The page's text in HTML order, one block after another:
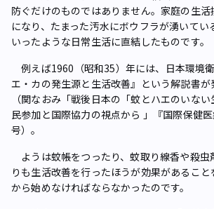
防ぐだけのものではありません。家庭の生
になり、たまった汚水にボウフラが湧いてい
いったような日常生活に直結したものです。
例えば1960（昭和35）年には、日本環境
エ・カの発生源と生活改善』という解説書が
（関なおみ「戦後日本の「蚊とハエのいな
民参加と国際協力の視点から 」『国際保健
号）。
ようは蚊帳をつったり、蚊取り線香や殺虫
りも生活改善を行ったほうが効果があるこ
から始めなければならなかったのです。